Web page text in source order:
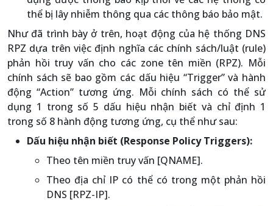
thể bị lây nhiễm thông qua các thông báo bảo mật.
Như đã trình bày ở trên, hoạt động của hệ thống DNS
RPZ dựa trên việc định nghĩa các chính sách/luật (rule)
phản hồi truy vấn cho các zone tên miền (RPZ). Mỗi
chính sách sẽ bao gồm các dấu hiệu “Trigger” và hành
động “Action” tương ứng. Mỗi chính sách có thể sử
dụng 1 trong số 5 dấu hiệu nhận biết và chỉ định 1
trong số 8 hành động tương ứng, cụ thể như sau:
Dấu hiệu nhận biết (Response Policy Triggers):
Theo tên miền truy vấn [QNAME].
Theo địa chỉ IP có thể có trong một phản hồi
DNS [RPZ-IP].